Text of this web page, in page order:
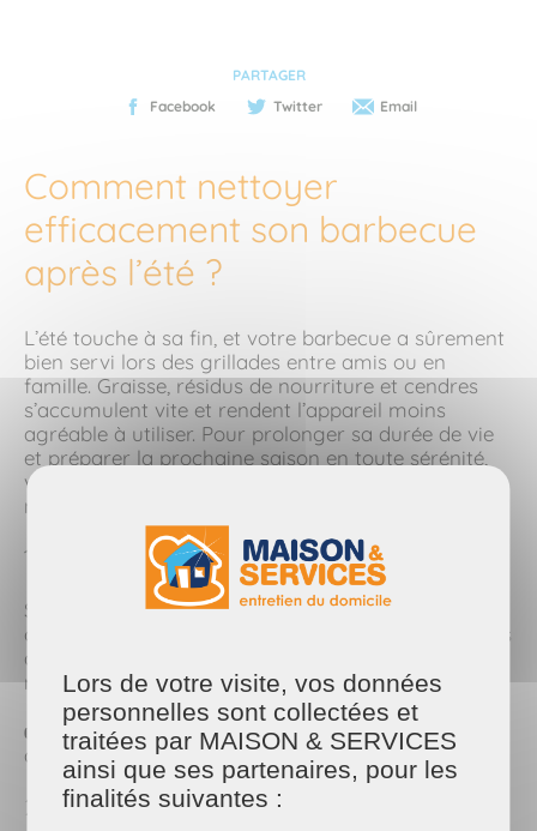
PARTAGER
Facebook
Twitter Email
Comment nettoyer
efficacement son barbecue
après l’été ?
L’été touche à sa fin, et votre barbecue a sûrement
bien servi lors des grillades entre amis ou en
famille. Graisse, résidus de nourriture et cendres
s’accumulent vite et rendent l’appareil moins
agréable à utiliser. Pour prolonger sa durée de vie
et préparer la prochaine saison en toute sérénité,
voici nos conseils simples et efficaces pour
nettoyer votre barbecue après l’été.
1. Vider et nettoyer les cendres
Si vous utilisez un barbecue au charbon,
commencez par vider le bac à cendres. Les cendres
absorbent l’humidité de l’air et peuvent abîmer le
métal sur le long terme.
👉 Astuce : utilisez une petite pelle ou un aspirateur
à cendres pour plus de rapidité.
2. Décrasser la grille de cuisson
Lors de votre visite, vos données
personnelles sont collectées et
traitées par MAISON & SERVICES
ainsi que ses partenaires, pour les
finalités suivantes :